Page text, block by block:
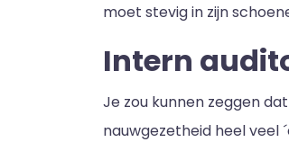
moet stevig in zijn
Intern
Je zou kunnen zeggen
nauwgezetheid heel veel